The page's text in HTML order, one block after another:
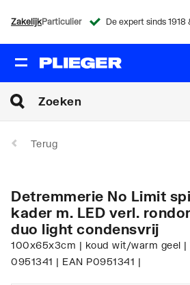
ZakelijkParticulier
Terug
Detremmerie No Limit
kader m. LED verl.
duo light condensvrij
100x65x3cm | koud wit/warm geel |
0951341 | EAN P0951341 |